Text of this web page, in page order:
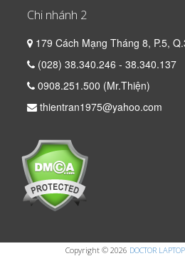
Chi nhánh 2
179 Cách Mạng Tháng 8, P.5,
(028) 38.340.246 - 38.340.137
0908.251.500 (Mr.Thiện)
thientran1975@yahoo.com
Copyright © 2026 DOCTOR LAPTOP